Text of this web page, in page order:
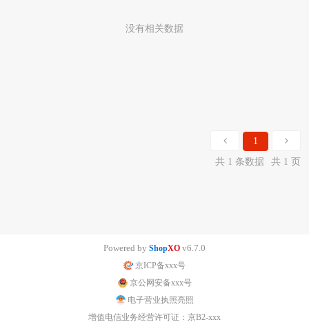
没有相关数据
1
共 1 条数据
共 1 页
Powered by ShopXO v6.7.0
京ICP备xxx号
京公网安备xxx号
电子营业执照亮照
增值电信业务经营许可证：京B2-xxx